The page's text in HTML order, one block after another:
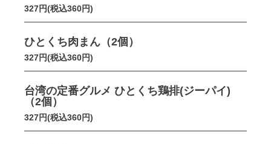
327円(税込360円)
ひとくち肉まん（2個）
327円(税込360円)
台湾の定番グルメ ひとくち鶏排(ジーパイ)
（2個）
327円(税込360円)